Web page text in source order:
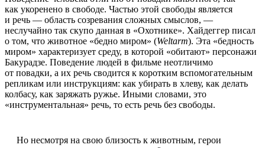
как укоренено в свободе. Частью этой свободы является
и речь — область созревания сложных смыслов, —
неслучайно так скупо данная в «Охотнике». Хайдеггер писал
о том, что животное «бедно миром» (Weltarm). Эта «бедность
миром» характеризует среду, в которой «обитают» персонажи
Бакурадзе. Поведение людей в фильме неотличимо
от повадки, а их речь сводится к коротким вспомогательным
репликам или инструкциям: как убирать в хлеву, как делать
колбасу, как заряжать ружье. Иными словами, это
«инструментальная» речь, то есть речь без свободы.
Но несмотря на свою близость к животным, герои